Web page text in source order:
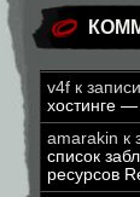
v4f к записи
хостинге —
amarakin к
список
ресурсов